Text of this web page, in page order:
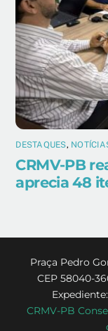
DESTAQUES,
CRMV-PB
aprecia 48
Praça Pedro
CEP 58040-
CRMV-PB